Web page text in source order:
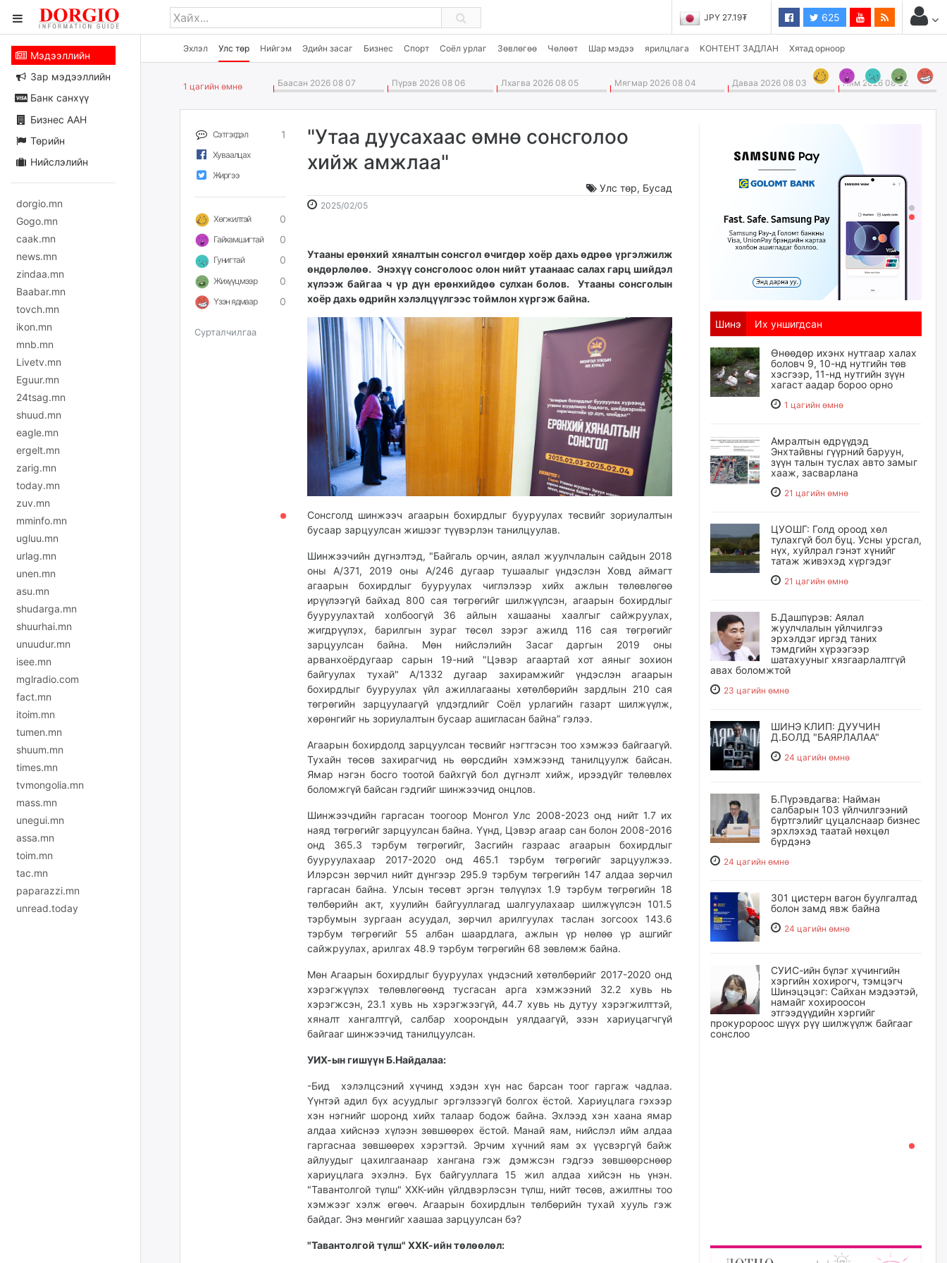
JPY 27.19₮ 625
Эхлэл Улс төр Нийгэм Эдийн засаг Бизнес Спорт Соёл урлаг Зөвлөгөө Чөлөөт Шар мэдээ ярилцлага КОНТЕНТ ЗАДЛАН Хятад орноор
Мэдээллийн
Зар мэдээллийн
Банк санхүү
Бизнес ААН
Төрийн
Нийслэлийн
dorgio.mn
Gogo.mn
caak.mn
news.mn
zindaa.mn
Baabar.mn
tovch.mn
ikon.mn
mnb.mn
Livetv.mn
Eguur.mn
24tsag.mn
shuud.mn
eagle.mn
ergelt.mn
zarig.mn
today.mn
zuv.mn
mminfo.mn
ugluu.mn
urlag.mn
unen.mn
asu.mn
shudarga.mn
shuurhai.mn
unuudur.mn
isee.mn
mglradio.com
fact.mn
itoim.mn
tumen.mn
shuum.mn
times.mn
tvmongolia.mn
mass.mn
unegui.mn
assa.mn
toim.mn
tac.mn
paparazzi.mn
unread.today
1 цагийн өмнө Баасан 2026 08 07 Пүрэв 2026 08 06 Лхагва 2026 08 05 Мягмар 2026 08 04 Даваа 2026 08 03 Ням 2026 08 02
Сэтгэгдэл 1
Хуваалцах
Жиргээ
Хөгжилтэй 0
Гайхамшигтай 0
Гунигтай 0
Жихүүцмээр 0
Үзэн ядмаар 0
Сурталчилгаа
"Утаа дуусахаас өмнө сонсголоо
хийж амжлаа"
Улс төр, Бусад
2025/02/052025-
09:07:56
2026-
13:05:52
Утааны ерөнхий хяналтын сонсгол өчигдөр хоёр дахь өдрөө үргэлжилж
өндөрлөлөө. Энэхүү сонсголоос олон нийт утаанаас салах гарц шийдэл
хүлээж байгаа ч үр дүн ерөнхийдөө сулхан болов. Утааны сонсголын
хоёр дахь өдрийн хэлэлцүүлгээс тоймлон хүргэж байна.
Сонсголд шинжээч агаарын бохирдлыг бууруулах төсвийг зориулалтын
бусаар зарцуулсан жишээг түүвэрлэн танилцуулав.
Шинжээчийн дүгнэлтэд, "Байгаль орчин, аялал жуулчлалын сайдын 2018
оны А/371, 2019 оны А/246 дугаар тушаалыг үндэслэн Ховд аймагт
агаарын бохирдлыг бууруулах чиглэлээр хийх ажлын төлөвлөгөө
ирүүлээгүй байхад 800 сая төгрөгийг шилжүүлсэн, агаарын бохирдлыг
бууруулахтай холбоогүй 36 айлын хашааны хаалгыг сайжруулах,
жигдрүүлэх, барилгын зураг төсөл зэрэг ажилд 116 сая төгрөгийг
зарцуулсан байна. Мөн нийслэлийн Засаг даргын 2019 оны
арванхоёрдугаар сарын 19-ний "Цэвэр агаартай хот аяныг зохион
байгуулах тухай" А/1332 дугаар захирамжийг үндэслэн агаарын
бохирдлыг бууруулах үйл ажиллагааны хөтөлбөрийн зардлын 210 сая
төгрөгийн зарцуулаагүй үлдэгдлийг Соёл урлагийн газарт шилжүүлж,
хөрөнгийг нь зориулалтын бусаар ашигласан байна” гэлээ.
Агаарын бохирдолд зарцуулсан төсвийг нэгтгэсэн тоо хэмжээ байгаагүй.
Тухайн төсөв захирагчид нь өөрсдийн хэмжээнд танилцуулж байсан.
Ямар нэгэн босго тоотой байхгүй бол дүгнэлт хийж, ирээдүйг төлөвлөх
боломжгүй байсан гэдгийг шинжээчид онцлов.
Шинжээчдийн гаргасан тоогоор Монгол Улс 2008-2023 онд нийт 1.7 их
наяд төгрөгийг зарцуулсан байна. Үүнд, Цэвэр агаар сан болон 2008-2016
онд 365.3 тэрбум төгрөгийг, Засгийн газраас агаарын бохирдлыг
бууруулахаар 2017-2020 онд 465.1 тэрбум төгрөгийг зарцуулжээ.
Илэрсэн зөрчил нийт дүнгээр 295.9 тэрбум төгрөгийн 147 алдаа зөрчил
гаргасан байна. Улсын төсөвт эргэн төлүүлэх 1.9 тэрбум төгрөгийн 18
төлбөрийн акт, хуулийн байгууллагад шалгуулахаар шилжүүлсэн 101.5
тэрбумын зургаан асуудал, зөрчил арилгуулах таслан зогсоох 143.6
тэрбум төгрөгийг 55 албан шаардлага, ажлын үр нөлөө үр ашгийг
сайжруулах, арилгах 48.9 тэрбум төгрөгийн 68 зөвлөмж байна.
Мөн Агаарын бохирдлыг бууруулах үндэсний хөтөлбөрийг 2017-2020 онд
хэрэгжүүлэх төлөвлөгөөнд тусгасан арга хэмжээний 32.2 хувь нь
хэрэгжсэн, 23.1 хувь нь хэрэгжээгүй, 44.7 хувь нь дутуу хэрэгжилттэй,
хяналт хангалтгүй, салбар хоорондын уялдаагүй, эзэн хариуцагчгүй
байгааг шинжээчид танилцуулсан.
УИХ-ын гишүүн Б.Найдалаа:
-Бид хэлэлцсэний хүчинд хэдэн хүн нас барсан тоог гаргаж чадлаа.
Үүнтэй адил бүх асуудлыг эргэлзээгүй болгох ёстой. Хариуцлага гэхээр
хэн нэгнийг шоронд хийх талаар бодож байна. Эхлээд хэн хаана ямар
алдаа хийснээ хүлээн зөвшөөрөх ёстой. Манай яам, нийслэл ийм алдаа
гаргаснаа зөвшөөрөх хэрэгтэй. Эрчим хүчний яам эх үүсвэргүй байж
айлуудыг цахилгаанаар хангана гэж дэмжсэн гэдгээ зөвшөөрснөөр
хариуцлага эхэлнэ. Бүх байгууллага 15 жил алдаа хийсэн нь үнэн.
"Тавантолгой түлш" ХХК-ийн үйлдвэрлэсэн түлш, нийт төсөв, ажилтны тоо
хэмжээг хэлж өгөөч. Агаарын бохирдлын төлбөрийн тухай хууль гэж
байдаг. Энэ мөнгийг хаашаа зарцуулсан бэ?
"Тавантолгой түлш" ХХК-ийн төлөөлөл:
Шинэ Их уншигдсан
Өнөөдөр ихэнх нутгаар халах
боловч 9, 10-нд нутгийн төв
хэсгээр, 11-нд нутгийн зүүн
хагаст аадар бороо орно
1 цагийн өмнө
Амралтын өдрүүдэд
Энхтайвны гүүрний баруун,
зүүн талын туслах авто замыг
хааж, засварлана
21 цагийн өмнө
ЦУОШГ: Голд ороод хөл
тулахгүй бол буц. Усны урсгал,
нүх, хуйлрал гэнэт хүнийг
татаж живэхэд хүргэдэг
21 цагийн өмнө
Б.Дашпүрэв: Аялал
жуулчлалын үйлчилгээ
эрхэлдэг иргэд таних
тэмдгийн хүрээгээр
шатахууныг хязгаарлалтгүй
авах боломжтой
23 цагийн өмнө
ШИНЭ КЛИП: ДУУЧИН
Д.БОЛД "БАЯРЛАЛАА"
24 цагийн өмнө
Б.Пүрэвдагва: Найман
салбарын 103 үйлчилгээний
бүртгэлийг цуцалснаар бизнес
эрхлэхэд таатай нөхцөл
бүрдэнэ
24 цагийн өмнө
301 цистерн вагон буулгалтад
болон замд явж байна
24 цагийн өмнө
СУИС-ийн бүлэг хүчингийн
хэргийн хохирогч, тэмцэгч
Шинэцэцэг: Сайхан мэдээтэй,
намайг хохироосон
этгээдүүдийн хэргийг
прокуророос шүүх рүү шилжүүлж байгааг
сонслоо